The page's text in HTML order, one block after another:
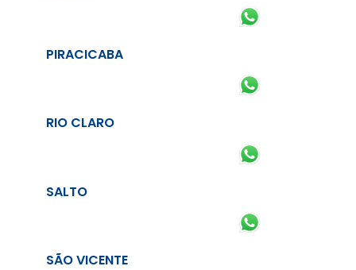
PIRACICABA
RIO CLARO
SALTO
SÃO VICENTE